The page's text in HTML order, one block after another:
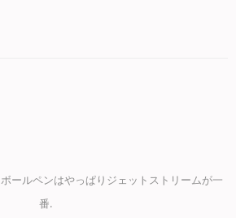
ボールペンはやっぱりジェットストリームが一
番.